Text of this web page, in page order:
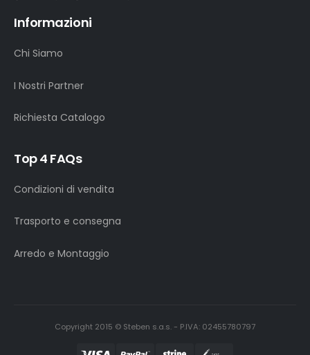
Informazioni
Chi Siamo
I Nostri Partner
Richiesta Catalogo
Top 4 FAQs
Condizioni di vendita
Trasporto e consegna
Arredo e Montaggio
Copyright 2015 © Steben s.a.s. - P.IVA: 02455780797